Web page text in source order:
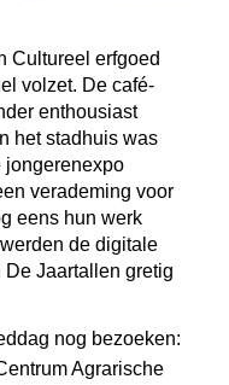
Cultureel erfgoed
volzet. De café-
enthousiast
het stadhuis was
jongerenexpo
verademing voor
eens hun werk
de digitale
Jaartallen gretig
nog bezoeken:
Agrarische